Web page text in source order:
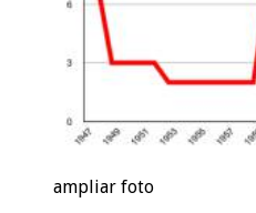
ampliar foto